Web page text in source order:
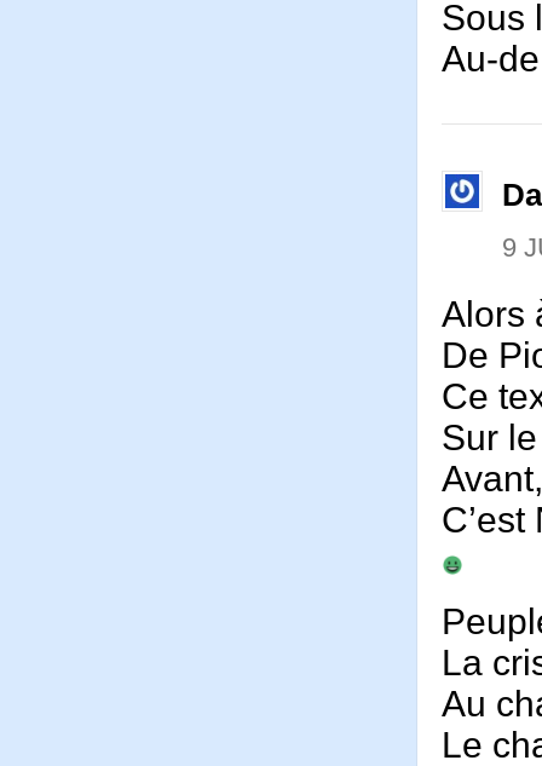
Sous
Au-
9
Alors
De
Ce
Sur
La
Au
Le